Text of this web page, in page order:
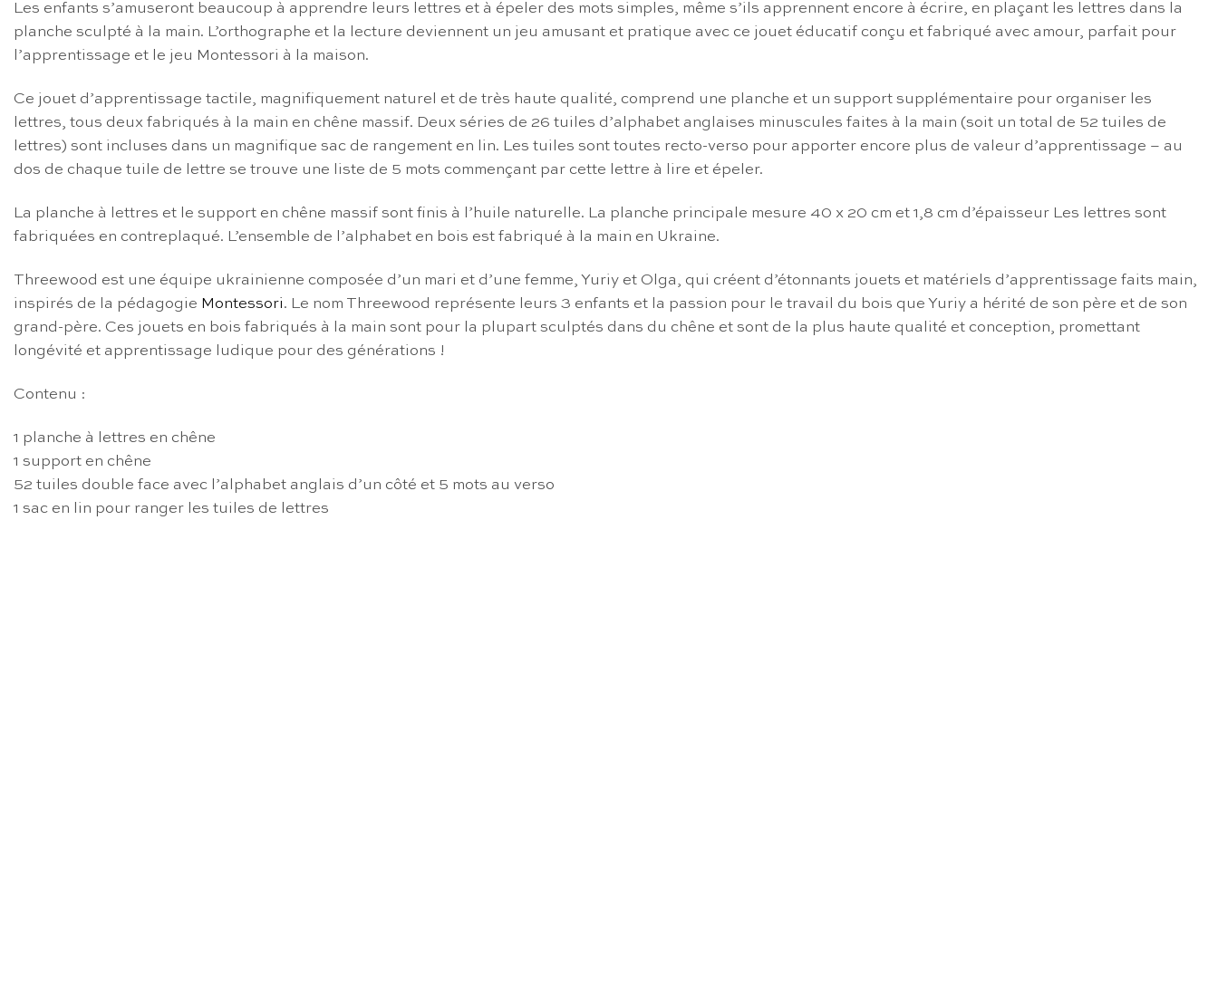
Les enfants s’amuseront beaucoup à apprendre leurs lettres et à épeler des mots simples, même s’ils apprennent encore à écrire, en plaçant les lettres dans la
planche sculpté à la main. L’orthographe et la lecture deviennent un jeu amusant et pratique avec ce jouet éducatif conçu et fabriqué avec amour, parfait pour
l’apprentissage et le jeu Montessori à la maison.
Ce jouet d’apprentissage tactile, magnifiquement naturel et de très haute qualité, comprend une planche et un support supplémentaire pour organiser les
lettres, tous deux fabriqués à la main en chêne massif. Deux séries de 26 tuiles d’alphabet anglaises minuscules faites à la main (soit un total de 52 tuiles de
lettres) sont incluses dans un magnifique sac de rangement en lin. Les tuiles sont toutes recto-verso pour apporter encore plus de valeur d’apprentissage – au
dos de chaque tuile de lettre se trouve une liste de 5 mots commençant par cette lettre à lire et épeler.
La planche à lettres et le support en chêne massif sont finis à l’huile naturelle. La planche principale mesure 40 x 20 cm et 1,8 cm d’épaisseur Les lettres sont
fabriquées en contreplaqué. L’ensemble de l’alphabet en bois est fabriqué à la main en Ukraine.
Threewood est une équipe ukrainienne composée d’un mari et d’une femme, Yuriy et Olga, qui créent d’étonnants jouets et matériels d’apprentissage faits main,
inspirés de la pédagogie Montessori. Le nom Threewood représente leurs 3 enfants et la passion pour le travail du bois que Yuriy a hérité de son père et de son
grand-père. Ces jouets en bois fabriqués à la main sont pour la plupart sculptés dans du chêne et sont de la plus haute qualité et conception, promettant
longévité et apprentissage ludique pour des générations !
Contenu :
1 planche à lettres en chêne
1 support en chêne
52 tuiles double face avec l’alphabet anglais d’un côté et 5 mots au verso
1 sac en lin pour ranger les tuiles de lettres